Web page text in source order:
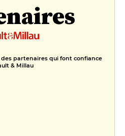
partenaires qui font confiance
& Millau